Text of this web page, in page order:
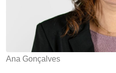
Ana Gonçalves